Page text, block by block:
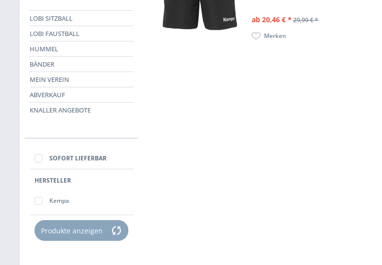
LOBI SITZBALL
LOBI FAUSTBALL
HUMMEL
BÄNDER
MEIN VEREIN
ABVERKAUF
KNALLER ANGEBOTE
SOFORT LIEFERBAR
HERSTELLER
Kempa
Produkte anzeigen
ab 20,46 € * 29,99 € *
Merken